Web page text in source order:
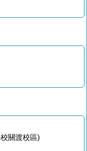
關渡校區)